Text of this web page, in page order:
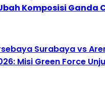
Komposisi Ganda
Surabaya vs
Misi Green Force